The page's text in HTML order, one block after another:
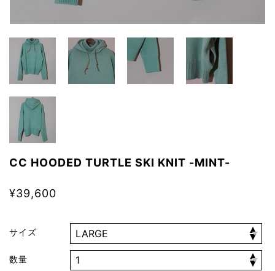
CC HOODED TURTLE SKI KNIT -MINT-
¥39,600
サイズ
数量